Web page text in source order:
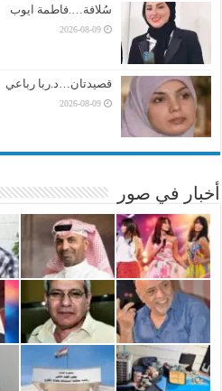
سُلافة….فاطمة ايوب
2026-08-09
قصيدتان…د.ربا رباعي
2026-08-09
أخبار في صور